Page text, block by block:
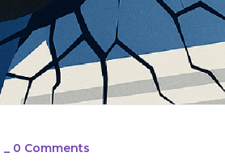
_ 0 Comments